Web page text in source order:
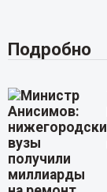
Подробно